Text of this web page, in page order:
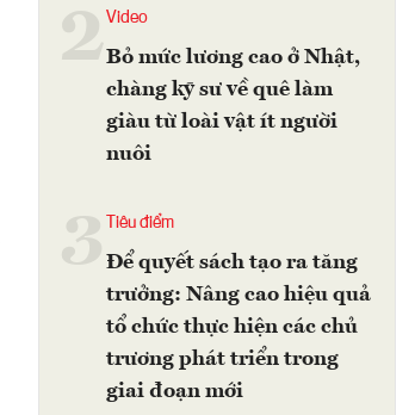
2Video
Bỏ mức lương cao ở Nhật,
chàng kỹ sư về quê làm
giàu từ loài vật ít người
nuôi
Tiêu điểm
Để quyết sách tạo ra tăng
trưởng: Nâng cao hiệu quả
tổ chức thực hiện các chủ
trương phát triển trong
giai đoạn mới